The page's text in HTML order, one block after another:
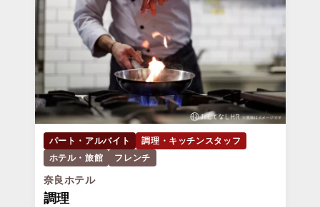
パート・アルバイト
調理・キッチンスタッフ
ホテル・旅館
フレンチ
奈良ホテル
調理